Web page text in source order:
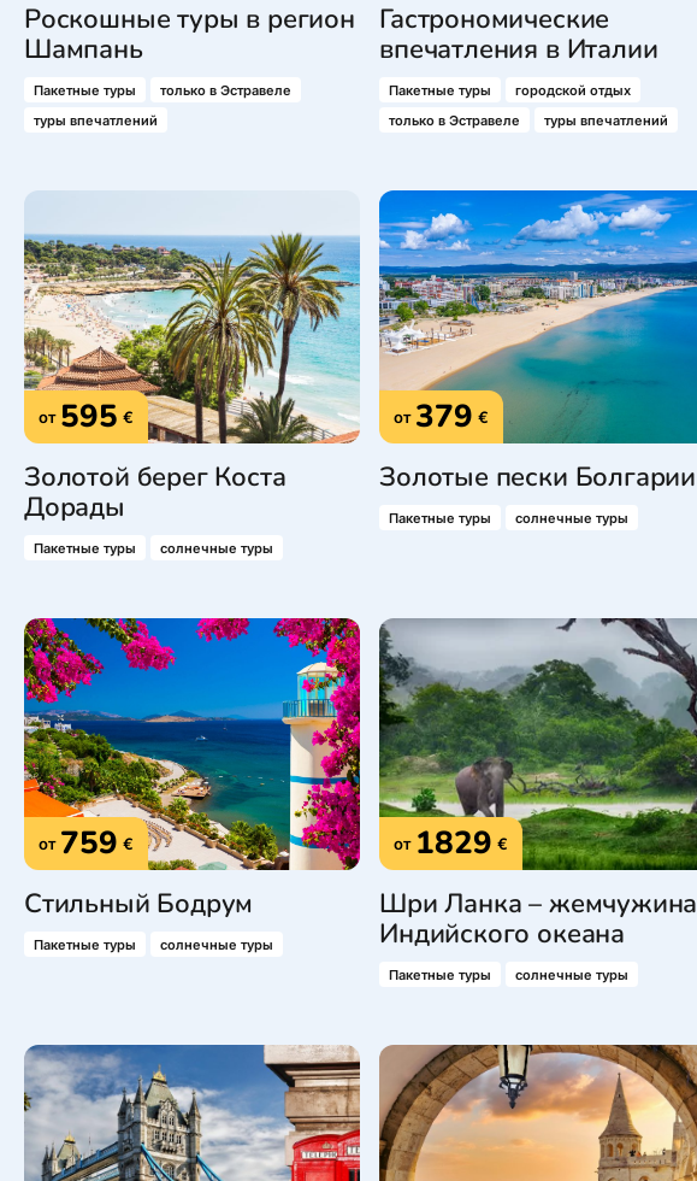
Роскошные туры в регион
Шампань
Пакетные туры
только в Эстравеле
туры впечатлений
Гастрономические
впечатления в Италии
Пакетные туры
городской отдых
только в Эстравеле
туры впечатлений
от 595 €
Золотой берег Коста
Дорады
Пакетные туры солнечные туры
от 379 €
Золотые пески Болгарии
Пакетные туры солнечные туры
от 759 €
Стильный Бодрум
Пакетные туры солнечные туры
от 1829 €
Шри Ланка – жемчужина
Индийского океана
Пакетные туры солнечные туры